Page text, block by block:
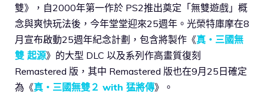
雙》，自2000年第一作於 PS2推出奠定「無雙遊戲」概
念與爽快玩法後，今年堂堂迎來25週年。光榮特庫摩在8
月宣布啟動25週年紀念計劃，包含將製作《真・三國無
雙 起源》的大型 DLC 以及系列作高畫質復刻
Remastered 版，其中 Remastered 版也在9月25日確定
為《真・三國無雙２ with 猛將傳》。